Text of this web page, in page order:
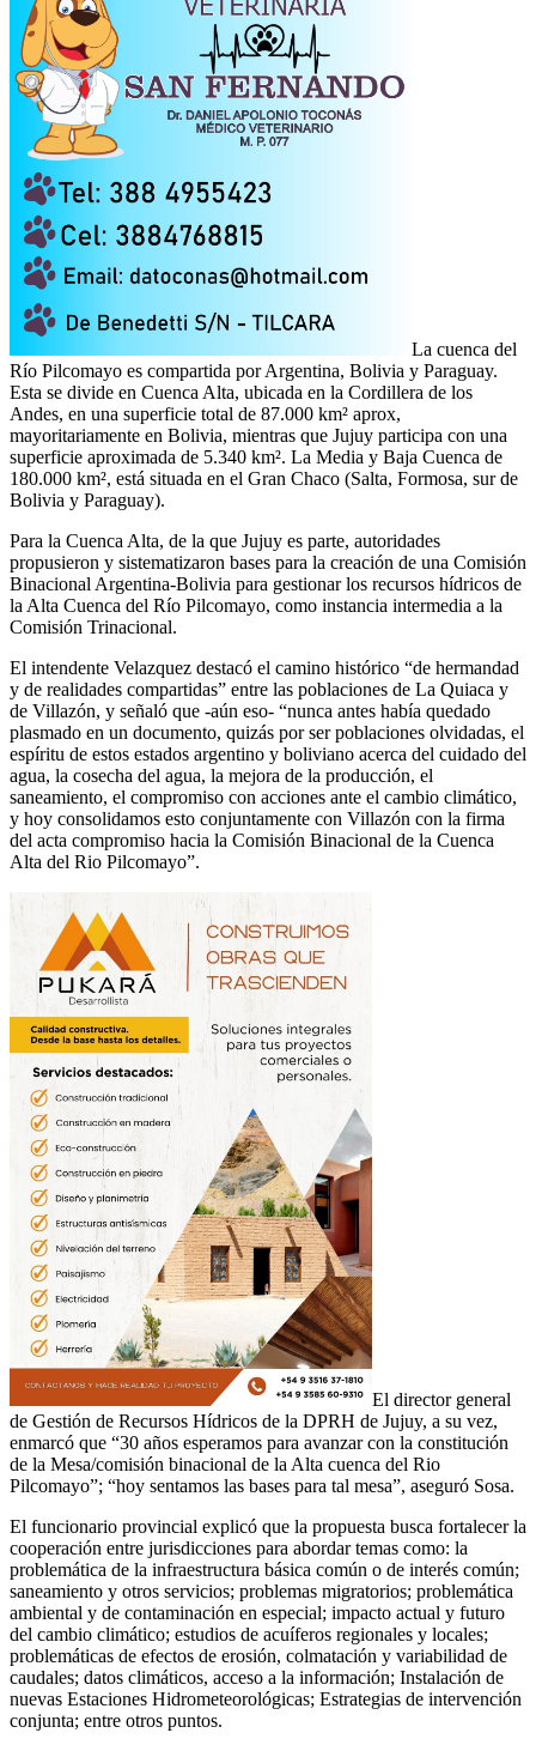
La cuenca del
Río Pilcomayo es compartida por Argentina, Bolivia y Paraguay.
Esta se divide en Cuenca Alta, ubicada en la Cordillera de los
Andes, en una superficie total de 87.000 km² aprox,
mayoritariamente en Bolivia, mientras que Jujuy participa con una
superficie aproximada de 5.340 km². La Media y Baja Cuenca de
180.000 km², está situada en el Gran Chaco (Salta, Formosa, sur de
Bolivia y Paraguay).
Para la Cuenca Alta, de la que Jujuy es parte, autoridades
propusieron y sistematizaron bases para la creación de una Comisión
Binacional Argentina-Bolivia para gestionar los recursos hídricos de
la Alta Cuenca del Río Pilcomayo, como instancia intermedia a la
Comisión Trinacional.
El intendente Velazquez destacó el camino histórico “de hermandad
y de realidades compartidas” entre las poblaciones de La Quiaca y
de Villazón, y señaló que -aún eso- “nunca antes había quedado
plasmado en un documento, quizás por ser poblaciones olvidadas, el
espíritu de estos estados argentino y boliviano acerca del cuidado del
agua, la cosecha del agua, la mejora de la producción, el
saneamiento, el compromiso con acciones ante el cambio climático,
y hoy consolidamos esto conjuntamente con Villazón con la firma
del acta compromiso hacia la Comisión Binacional de la Cuenca
Alta del Rio Pilcomayo”.
El director general
de Gestión de Recursos Hídricos de la DPRH de Jujuy, a su vez,
enmarcó que “30 años esperamos para avanzar con la constitución
de la Mesa/comisión binacional de la Alta cuenca del Rio
Pilcomayo”; “hoy sentamos las bases para tal mesa”, aseguró Sosa.
El funcionario provincial explicó que la propuesta busca fortalecer la
cooperación entre jurisdicciones para abordar temas como: la
problemática de la infraestructura básica común o de interés común;
saneamiento y otros servicios; problemas migratorios; problemática
ambiental y de contaminación en especial; impacto actual y futuro
del cambio climático; estudios de acuíferos regionales y locales;
problemáticas de efectos de erosión, colmatación y variabilidad de
caudales; datos climáticos, acceso a la información; Instalación de
nuevas Estaciones Hidrometeorológicas; Estrategias de intervención
conjunta; entre otros puntos.